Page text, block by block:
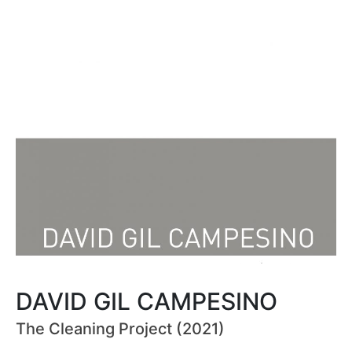
DAVID GIL CAMPESINO
The Cleaning Project (2021)